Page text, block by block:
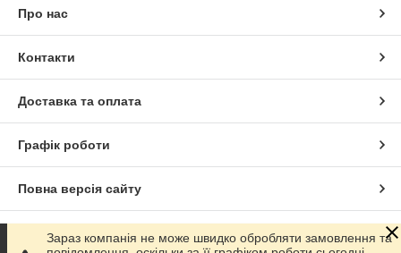
Про нас
Контакти
Доставка та оплата
Графік роботи
Повна версія сайту
Сайт створено на маркетплейсі Prom.ua
Зараз компанія не може швидко обробляти замовлення та